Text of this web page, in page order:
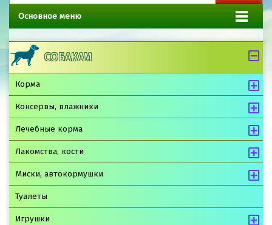
Основное меню
СОБАКАМ
Корма
Консервы, влажники
Лечебные корма
Лакомства, кости
Миски, автокормушки
Туалеты
Игрушки